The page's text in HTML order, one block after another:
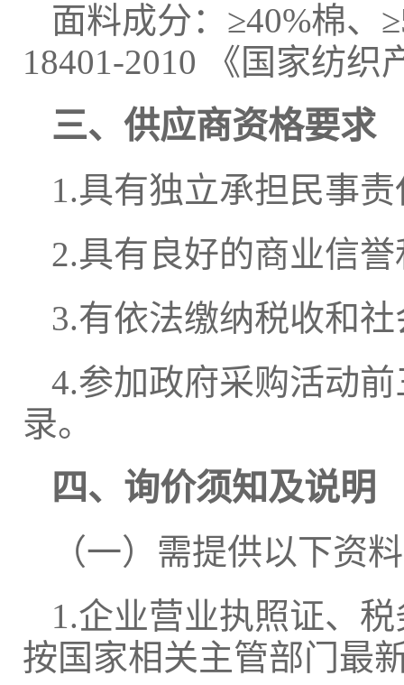
面料成分：≥40%棉、
18401-2010 《国家纺
三、供应商资格要求
1.具有独立承担民事
2.具有良好的商业信
3.有依法缴纳税收和
4.参加政府采购活动
录。
四、询价须知及说明
（一）需提供以下资
1.企业营业执照证、
按国家相关主管部门最